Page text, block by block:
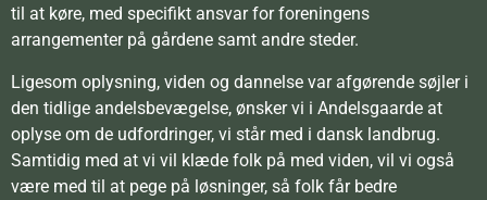
til at køre, med specifikt ansvar for foreningens
arrangementer på gårdene samt andre steder.
Ligesom oplysning, viden og dannelse var afgørende søjler i
den tidlige andelsbevægelse, ønsker vi i Andelsgaarde at
oplyse om de udfordringer, vi står med i dansk landbrug.
Samtidig med at vi vil klæde folk på med viden, vil vi også
være med til at pege på løsninger, så folk får bedre